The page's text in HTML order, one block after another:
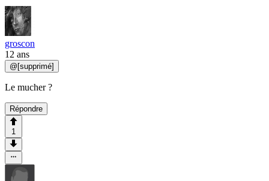
groscon
12 ans
@ [supprimé]
Le mucher ?
Répondre
1